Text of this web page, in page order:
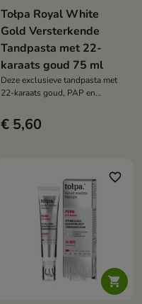
Tołpa Royal White
Gold Versterkende
Tandpasta met 22-
karaats goud 75 ml
Deze exclusieve tandpasta met
22-karaats goud, PAP en
tanden witter maakt, het glazuur
versterkt en gezond tandvlees
€ 5,60

favorite_border